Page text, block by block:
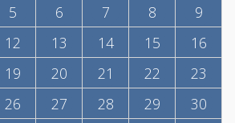
5 6 7 8
9
12 13 14 15
16
19 20 21 22
23
26 27 28 29
30